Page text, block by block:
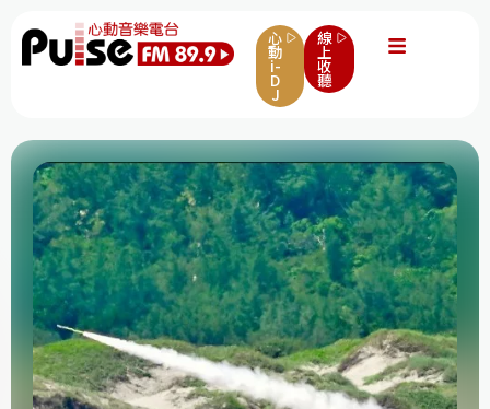
心
動
i-
D
J
線
上
收
聽